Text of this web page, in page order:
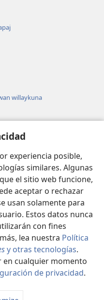
experiencia posible,
similares. Algunas
el sitio web funcione,
aceptar o rechazar
usan solamente para
Estos datos nunca
con fines
lea nuestra Política
y otras tecnologías.
en cualquier momento
de privacidad.
willaykuna
Tract Society of Pennsylvania.
DE PRIVACIDAD|
PRIVACIDAD